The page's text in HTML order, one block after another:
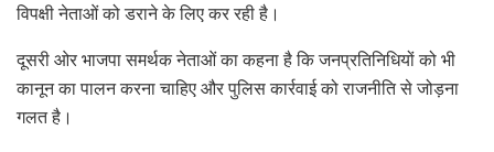
विपक्षी नेताओं को डराने के लिए कर रही है।
दूसरी ओर भाजपा समर्थक नेताओं का कहना है कि जनप्रतिनिधियों को भी
कानून का पालन करना चाहिए और पुलिस कार्रवाई को राजनीति से जोड़ना
गलत है।